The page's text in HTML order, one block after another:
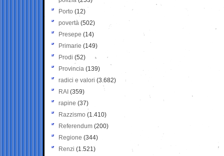
Porto (12)
povertà (502)
Presepe (14)
Primarie (149)
Prodi (52)
Provincia (139)
radici e valori (3.682)
RAI (359)
rapine (37)
Razzismo (1.410)
Referendum (200)
Regione (344)
Renzi (1.521)